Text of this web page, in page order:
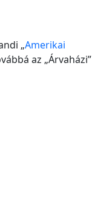
„Amerikai
az „Árvaházi”